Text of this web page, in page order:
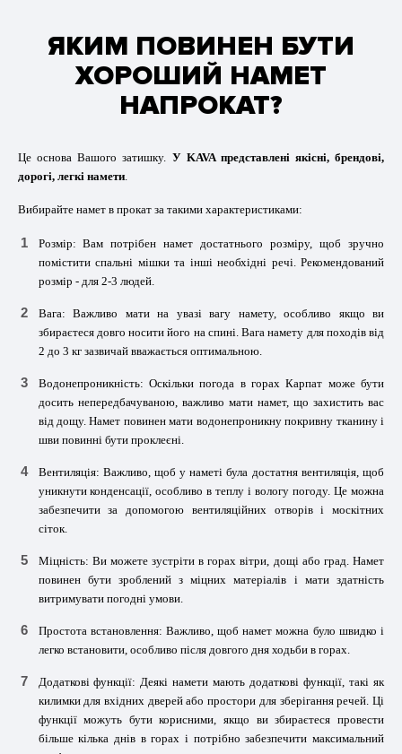
ЯКИМ ПОВИНЕН БУТИ
ХОРОШИЙ НАМЕТ
НАПРОКАТ?
Це основа Вашого затишку. У KAVA представлені якісні, брендові,
дорогі, легкі намети
Вибирайте намет в прокат за такими характеристиками:
Розмір: Вам потрібен намет достатнього розміру, щоб зручно
помістити спальні мішки та інші необхідні речі. Рекомендований
розмір - для 2-3 людей.
Вага: Важливо мати на увазі вагу намету, особливо якщо ви
збираєтеся довго носити його на спині. Вага намету для походів від
2 до 3 кг зазвичай вважається оптимальною.
Водонепроникність: Оскільки погода в горах Карпат може бути
досить непередбачуваною, важливо мати намет, що захистить вас
від дощу. Намет повинен мати водонепроникну покривну тканину і
шви повинні бути проклеєні.
Вентиляція: Важливо, щоб у наметі була достатня вентиляція, щоб
уникнути конденсації, особливо в теплу і вологу погоду. Це можна
забезпечити за допомогою вентиляційних отворів і москітних
сіток.
Міцність: Ви можете зустріти в горах вітри, дощі або град. Намет
повинен бути зроблений з міцних матеріалів і мати здатність
витримувати погодні умови.
Простота встановлення: Важливо, щоб намет можна було швидко і
легко встановити, особливо після довгого дня ходьби в горах.
Додаткові функції: Деякі намети мають додаткові функції, такі як
килимки для вхідних дверей або простори для зберігання речей. Ці
функції можуть бути корисними, якщо ви збираєтеся провести
більше кілька днів в горах і потрібно забезпечити максимальний